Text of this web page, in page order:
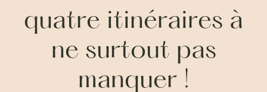
quatre itinéraires à
ne surtout pas
manquer !